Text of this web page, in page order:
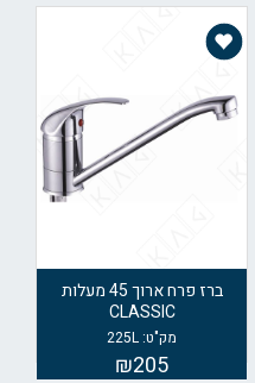
ברז פרח ארוך 45 מעלות
CLASSIC
מק"ט: 225L
₪205